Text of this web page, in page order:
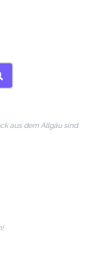
aus dem Allgäu sind